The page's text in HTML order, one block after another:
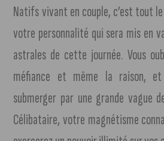
Natifs vivant en couple, c’est tout
votre personnalité qui sera mis en
astrales de cette journée. Vous
méfiance et même la raison,
submerger par une grande vague
Célibataire, votre magnétisme